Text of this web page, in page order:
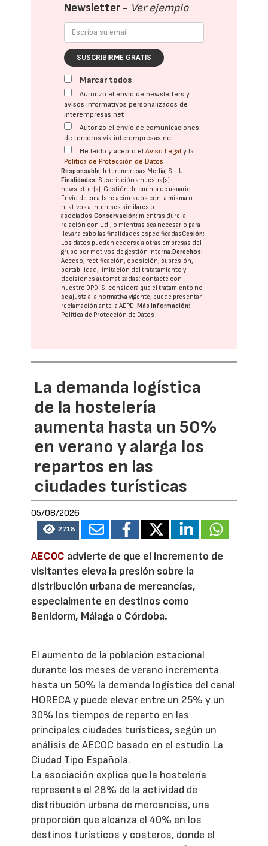
Newsletter - Ver ejemplo
SUSCRIBIRME GRATIS
Marcar todos
Autorizo el envío de newsletters y
avisos informativos personalizados de
interempresas.net
Autorizo el envío de comunicaciones
de terceros vía interempresas.net
He leído y acepto elAviso Legal y la
Política de Protección de Datos
Responsable: Interempresas Media, S.L.U.
Finalidades: Suscripción a nuestra(s)
newsletter(s). Gestión de cuenta de usuario.
Envío de emails relacionados con la misma o
relativos a intereses similares o
asociados.Conservación: mientras dure la
relación con Ud., o mientras sea necesario para
llevar a cabo las finalidades especificadasCesión:
Los datos pueden cederse a otras empresas del
grupo por motivos de gestión interna.Derechos:
Acceso, rectificación, oposición, supresión,
portabilidad, limitación del tratatamiento y
decisiones automatizadas: contacte con
nuestro DPD. Si considera que el tratamiento no
se ajusta a la normativa vigente, puede presentar
reclamación ante laAEPD.Más información:
Política de Protección de Datos
La demanda logística
de la hostelería
aumenta hasta un 50%
en verano y alarga los
repartos en las
ciudades turísticas
05/08/2026
2718
AECOC advierte de que el incremento de
visitantes eleva la presión sobre la
distribución urbana de mercancías,
especialmente en destinos como
Benidorm, Málaga o Córdoba.
El aumento de la población estacional
durante los meses de verano incrementa
hasta un 50% la demanda logística del canal
HORECA y puede elevar entre un 25% y un
30% los tiempos de reparto en las
principales ciudades turísticas, según un
análisis de AECOC basado en el estudio La
Ciudad Tipo Española.
La asociación explica que la hostelería
representa el 28% de la actividad de
distribución urbana de mercancías, una
proporción que alcanza el 40% en los
destinos turísticos y costeros, donde el